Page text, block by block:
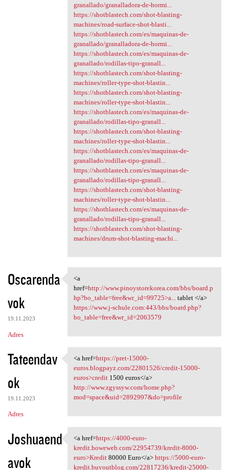
granallado/granalladora-de-hormi...
https://shotblastech.com/shot-blasting-
machines/road-surface-shot-blasti...
https://shotblastech.com/es/maquinas-de-
granallado/granalladora-de-hormi...
https://shotblastech.com/es/maquinas-de-
granallado/rodillas-tipo-granall...
https://shotblastech.com/shot-blasting-
machines/roller-type-shot-blastin...
https://shotblastech.com/shot-blasting-
machines/roller-type-shot-blastin...
https://shotblastech.com/es/maquinas-de-
granallado/rodillas-tipo-granall...
https://shotblastech.com/shot-blasting-
machines/roller-type-shot-blastin...
https://shotblastech.com/es/maquinas-de-
granallado/rodillas-tipo-granall...
https://shotblastech.com/es/maquinas-de-
granallado/rodillas-tipo-granall...
https://shotblastech.com/shot-blasting-
machines/roller-type-shot-blastin...
https://shotblastech.com/es/maquinas-de-
granallado/rodillas-tipo-granall...
https://shotblastech.com/shot-blasting-
machines/drum-shot-blasting-machi...
Oscarenda
vok
19.11.2023
Adres
<a href=http://www
<a
href=http://www.pinoystorekorea.com/bbs/board.p
hp?bo_table=free&wr_id=99725>a...tablet </a>
https://www.j-schule.com:443/bbs/board.php?
bo_table=free&wr_id=2063579
Tateendav
ok
19.11.2023
Adres
<a href=https://pret-15000
<a href=https://pret-15000-
euros.blogpayz.com/22801526/credit-15000-
euros>credit1500 euros</a>
http://www.zgyssyw.com/home.php?
mod=space&uid=2892997&do=profile
Joshuaend
avok
<a href=https://4000-euro
<a href=https://4000-euro-
kredit.howeweb.com/22954739/kredit-8000-
euro>Kredit80000 Euro</a> https://5000-euro-
kredit.buyoutblog.com/22817236/kredit-25000-